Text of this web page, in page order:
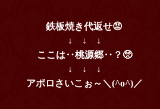
鉄板焼き代返せ😡
↓ ↓ ↓
ここは‥桃源郷‥？🥺
↓ ↓ ↓
アポロさいこぉ～＼(^o^)／